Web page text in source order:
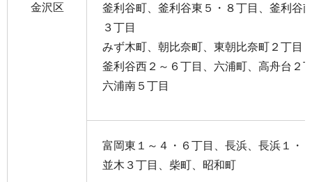
金沢区
釜利谷町、釜利谷東５・８丁目、釜利谷
３丁目
みず木町、朝比奈町、東朝比奈町２丁目
釜利谷西２～６丁目、六浦町、高舟台２
六浦南５丁目
富岡東１～４・６丁目、長浜、長浜１・
並木３丁目、柴町、昭和町